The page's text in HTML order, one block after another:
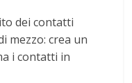
dei contatti
mezzo: crea un
i contatti in